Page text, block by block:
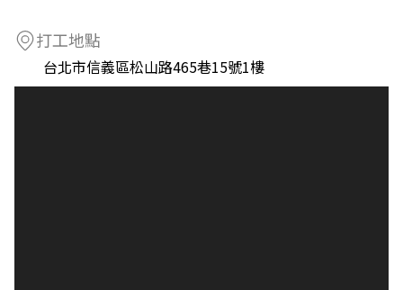
打工地點
台北市信義區松山路465巷15號1樓